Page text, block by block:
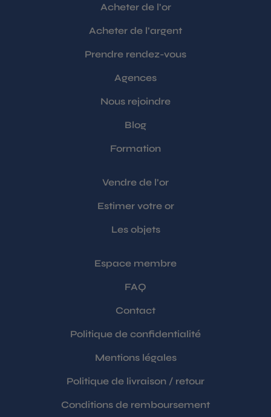
Acheter de l’or
Acheter de l’argent
Prendre rendez-vous
Agences
Nous rejoindre
Blog
Formation
Vendre de l’or
Estimer votre or
Les objets
Espace membre
FAQ
Contact
Politique de confidentialité
Mentions légales
Politique de livraison / retour
Conditions de remboursement